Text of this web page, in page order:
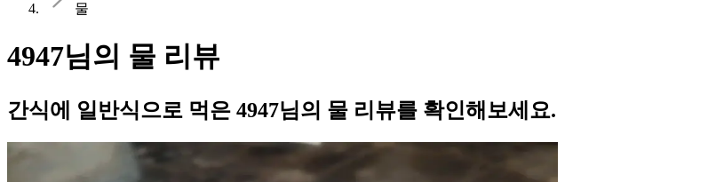
물
4947님의 물 리뷰
간식에 일반식으로 먹은 4947님의 물 리뷰를 확인해보세요.